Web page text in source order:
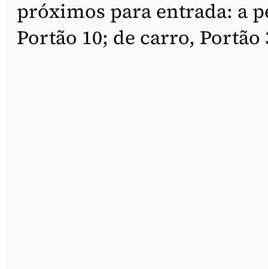
próximos para entrada: a
Portão 10; de carro, Portão